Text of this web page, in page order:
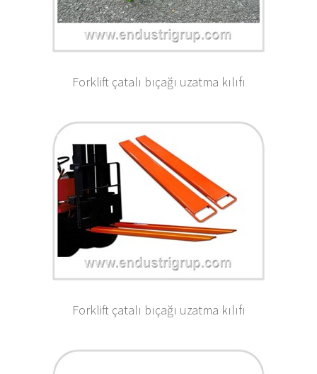
Forklift çatalı bıçağı uzatma kılıfı
Forklift çatalı bıçağı uzatma kılıfı